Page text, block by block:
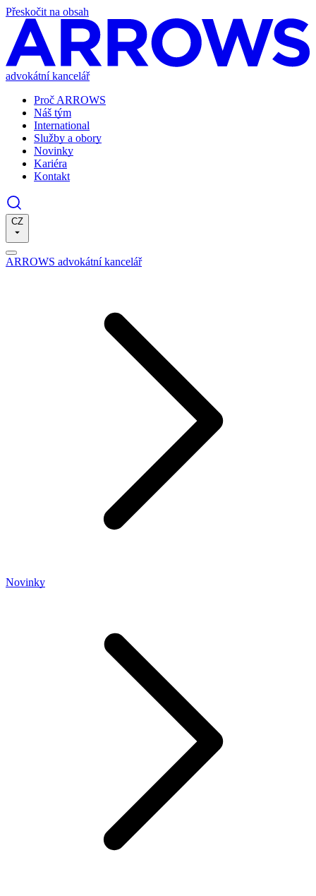
Přeskočit na obsah
advokátní kancelář
Proč ARROWS
Náš tým
International
Služby a obory
Novinky
Kariéra
Kontakt
CZ
ARROWS advokátní kancelář
Novinky